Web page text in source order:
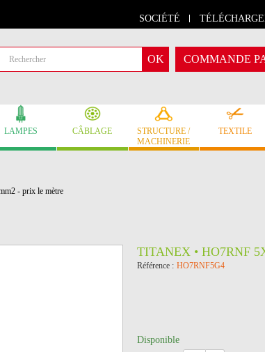
SOCIÉTÉ
COMMANDE
LAMPES CÂBLAGE
STRUCTURE /
MACHINERIE
TEXTILE
- prix le mètre
TITANEX • HO7RNF
Référence : HO7RNF5G4
Disponible